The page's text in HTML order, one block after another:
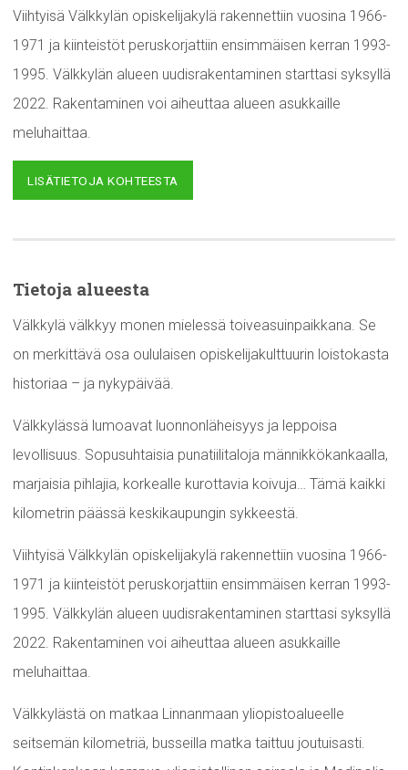
Viihtyisä Välkkylän opiskelijakylä rakennettiin vuosina 1966-
1971 ja kiinteistöt peruskorjattiin ensimmäisen kerran 1993-
1995. Välkkylän alueen uudisrakentaminen starttasi syksyllä
2022. Rakentaminen voi aiheuttaa alueen asukkaille
meluhaittaa.
LISÄTIETOJA KOHTEESTA
Tietoja alueesta
Välkkylä välkkyy monen mielessä toiveasuinpaikkana. Se
on merkittävä osa oululaisen opiskelijakulttuurin loistokasta
historiaa – ja nykypäivää.
Välkkylässä lumoavat luonnonläheisyys ja leppoisa
levollisuus. Sopusuhtaisia punatiilitaloja männikkökankaalla,
marjaisia pihlajia, korkealle kurottavia koivuja… Tämä kaikki
kilometrin päässä keskikaupungin sykkeestä.
Viihtyisä Välkkylän opiskelijakylä rakennettiin vuosina 1966-
1971 ja kiinteistöt peruskorjattiin ensimmäisen kerran 1993-
1995. Välkkylän alueen uudisrakentaminen starttasi syksyllä
2022. Rakentaminen voi aiheuttaa alueen asukkaille
meluhaittaa.
Välkkylästä on matkaa Linnanmaan yliopistoalueelle
seitsemän kilometriä, busseilla matka taittuu joutuisasti.